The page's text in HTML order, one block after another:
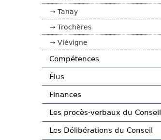
Tanay
Trochères
Viévigne
Compétences
Élus
Finances
Les procès-verbaux du Conseil
Les Délibérations du Conseil